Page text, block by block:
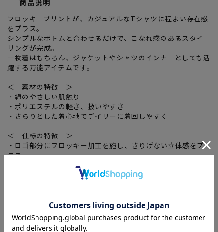
商品説明
フロッキープリントが、カジュアルなTシャツに程よい存在感
をプラス。
シンプルなボトムと合わせるだけで、こなれ感のあるスタイ
リングが完成。
一枚着はもちろん、ジャケットやシャツのインナーとしても活
躍する万能アイテムです。
＜ 素材の特徴 ＞
・綿のやさしい肌触り
・ポリエステルの軽さ、扱いやすさ
・さらりとした着心地でデイリーに着回しやすく
＜ 仕様の特徴 ＞
・ロゴ部分にフロッキー加工を施し、さりげない立体感をプ
ラス
・ベーシックなシルエット
#2026SS #LAVEANGE #ラビアンジェ
#レディース半袖Tシャツ #期間限定SALE(レディース)
この商品に関するお問い合わせはこちら